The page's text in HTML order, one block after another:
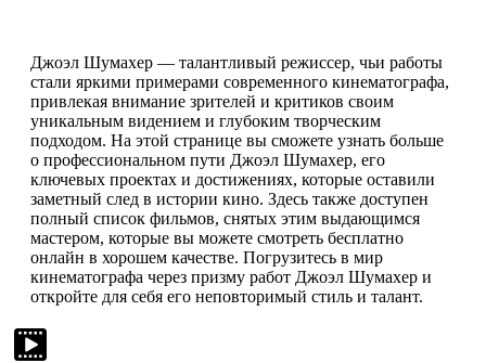
Джоэл Шумахер — талантливый режиссер, чьи работы
стали яркими примерами современного кинематографа,
привлекая внимание зрителей и критиков своим
уникальным видением и глубоким творческим
подходом. На этой странице вы сможете узнать больше
о профессиональном пути Джоэл Шумахер, его
ключевых проектах и достижениях, которые оставили
заметный след в истории кино. Здесь также доступен
полный список фильмов, снятых этим выдающимся
мастером, которые вы можете смотреть бесплатно
онлайн в хорошем качестве. Погрузитесь в мир
кинематографа через призму работ Джоэл Шумахер и
откройте для себя его неповторимый стиль и талант.